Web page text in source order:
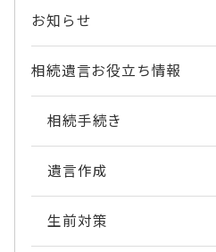
お知らせ
相続遺言お役立ち情報
相続手続き
遺言作成
生前対策